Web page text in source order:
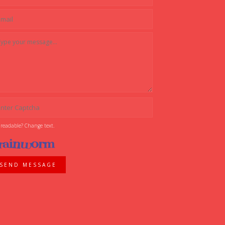
Change text.
SEND MESSAGE